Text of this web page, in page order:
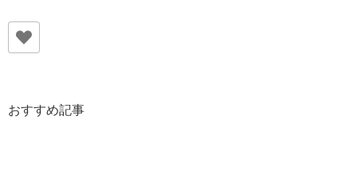
おすすめ記事